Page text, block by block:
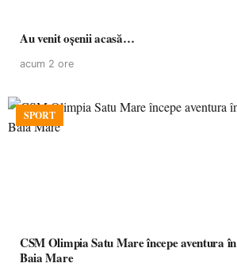
Au venit oșenii acasă…
acum 2 ore
SPORT
CSM Olimpia Satu Mare începe aventura în Cupa României la
Baia Mare